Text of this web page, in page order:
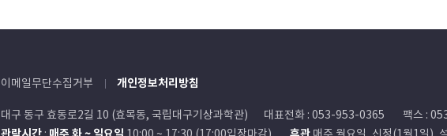
이메일무단수집거부 개인정보처리방침
대구 동구 효동로2길 10 (효목동, 국립대구기상과학관) 대표전화 : 053-953-0365 팩스 :